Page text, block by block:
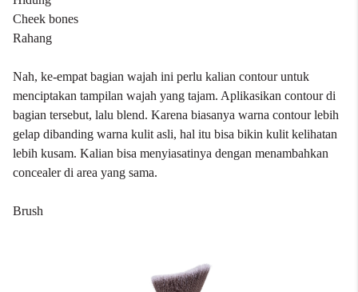
Cheek bones
Rahang
Nah, ke-empat bagian wajah ini perlu kalian contour untuk
menciptakan tampilan wajah yang tajam. Aplikasikan contour di
bagian tersebut, lalu blend. Karena biasanya warna contour lebih
gelap dibanding warna kulit asli, hal itu bisa bikin kulit kelihatan
lebih kusam. Kalian bisa menyiasatinya dengan menambahkan
concealer di area yang sama.
Brush